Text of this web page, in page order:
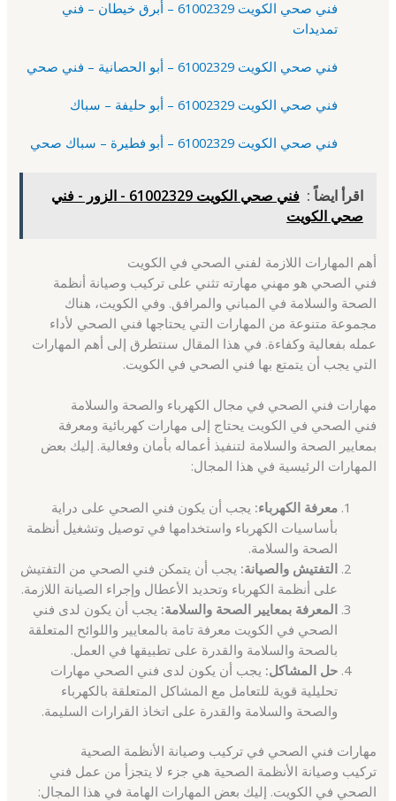
فني صحي الكويت 61002329 – أبرق خيطان – فني
تمديدات
فني صحي الكويت 61002329 – أبو الحصانية – فني صحي
فني صحي الكويت 61002329 – أبو حليفة – سباك
فني صحي الكويت 61002329 – أبو فطيرة – سباك صحي
اقرأ ايضاً :
فني صحي الكويت 61002329 - الزور - فني
صحي الكويت
أهم المهارات اللازمة لفني الصحي في الكويت
فني الصحي هو مهني مهارته تثني على تركيب وصيانة أنظمة
الصحة والسلامة في المباني والمرافق. وفي الكويت، هناك
مجموعة متنوعة من المهارات التي يحتاجها فني الصحي لأداء
عمله بفعالية وكفاءة. في هذا المقال سنتطرق إلى أهم المهارات
التي يجب أن يتمتع بها فني الصحي في الكويت.
مهارات فني الصحي في مجال الكهرباء والصحة والسلامة
فني الصحي في الكويت يحتاج إلى مهارات كهربائية ومعرفة
بمعايير الصحة والسلامة لتنفيذ أعماله بأمان وفعالية. إليك بعض
المهارات الرئيسية في هذا المجال:
معرفة الكهرباء: يجب أن يكون فني الصحي على دراية
بأساسيات الكهرباء واستخدامها في توصيل وتشغيل أنظمة
الصحة والسلامة.
التفتيش والصيانة: يجب أن يتمكن فني الصحي من التفتيش
على أنظمة الكهرباء وتحديد الأعطال وإجراء الصيانة اللازمة.
المعرفة بمعايير الصحة والسلامة: يجب أن يكون لدى فني
الصحي في الكويت معرفة تامة بالمعايير واللوائح المتعلقة
بالصحة والسلامة والقدرة على تطبيقها في العمل.
حل المشاكل: يجب أن يكون لدى فني الصحي مهارات
تحليلية قوية للتعامل مع المشاكل المتعلقة بالكهرباء
والصحة والسلامة والقدرة على اتخاذ القرارات السليمة.
مهارات فني الصحي في تركيب وصيانة الأنظمة الصحية
تركيب وصيانة الأنظمة الصحية هي جزء لا يتجزأ من عمل فني
الصحي في الكويت. إليك بعض المهارات الهامة في هذا المجال: